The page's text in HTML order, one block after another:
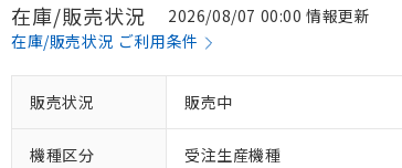
在庫/販売状況
2026/08/07 00:00 情報更新
在庫/販売状況 ご利用条件
販売状況 販売中
機種区分 受注生産機種